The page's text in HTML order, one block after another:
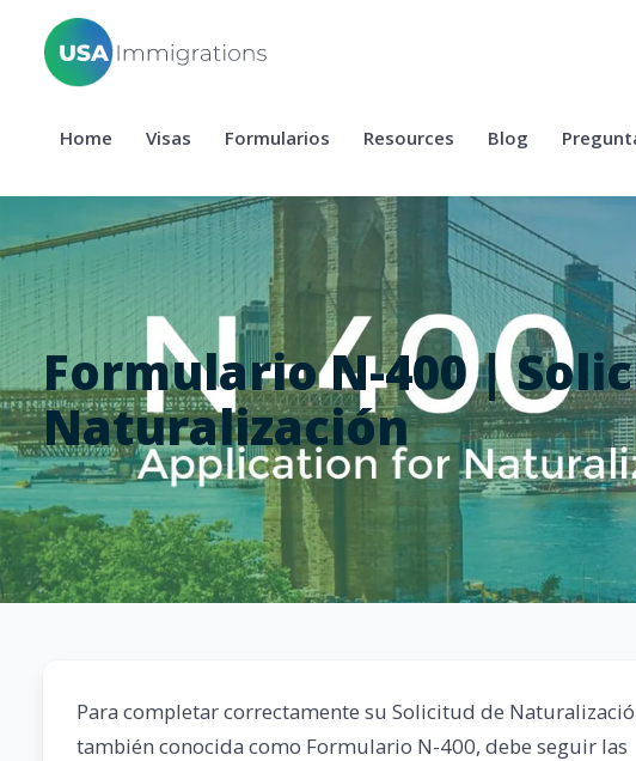
Home Visas Formularios Resources Blog
Formulario N-400 |
Naturalización
Para completar correctamente su Solicitud de
también conocida como Formulario N-400, debe seguir las